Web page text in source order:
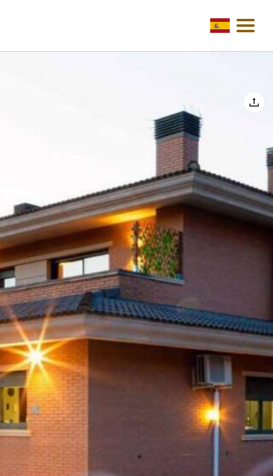
Info: La Cantera Rural Spa
Info: Calafell Playa
+34 679545691
info@lacanterarural.com